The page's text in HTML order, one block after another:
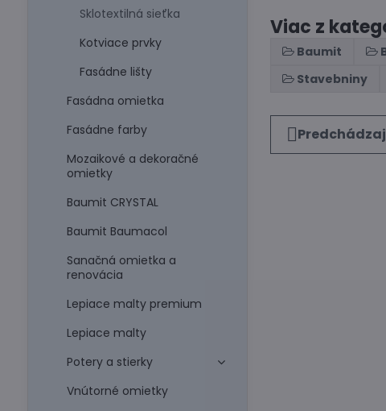
Viac z
Baumit
Stavebniny
Sklotextilná sieťka
Kotviace prvky
Fasádne lišty
Fasádna omietka
Fasádne farby
Mozaikové a dekoračné
omietky
Baumit CRYSTAL
Baumit Baumacol
Sanačná omietka a
renovácia
Lepiace malty premium
Lepiace malty
Potery a stierky
Vnútorné omietky